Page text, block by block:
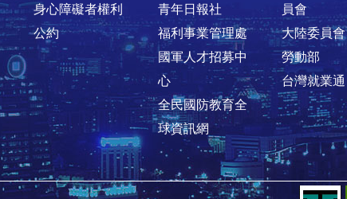
身心障礙者權利
公約
青年日報社
福利事業管理處
國軍人才招募中
心
全民國防教育全
球資訊網
員會
大陸委員會
勞動部
台灣就業通